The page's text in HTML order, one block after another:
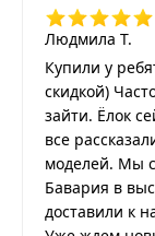
Людмила Т.
Купили у
скидкой)
зайти. Ёлок
все
моделей. Мы
Бавария в
доставили к